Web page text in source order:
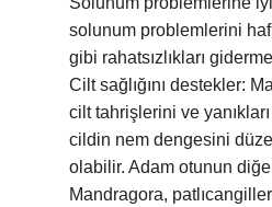
solunum problemlerini
gibi rahatsızlıkları
Cilt sağlığını destekler:
cilt tahrişlerini ve yanıkları
cildin nem dengesini
olabilir. Adam otunun
Mandragora,